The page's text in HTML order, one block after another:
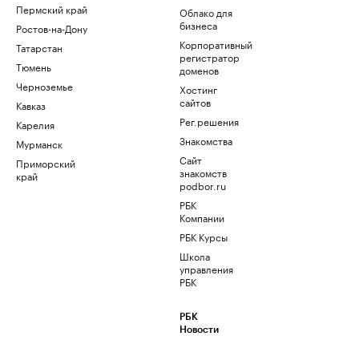
Пермский край
Ростов-на-Дону
Татарстан
Тюмень
Черноземье
Кавказ
Карелия
Мурманск
Приморский
край
Облако для
бизнеса
Корпоративный
регистратор
доменов
Хостинг
сайтов
Рег.решения
Знакомства
Сайт
знакомств
podbor.ru
РБК
Компании
РБК Курсы
Школа
управления
РБК
РБК
Новости